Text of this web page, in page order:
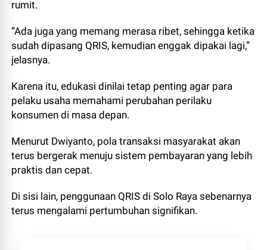
rumit.
“Ada juga yang memang merasa ribet, sehingga ketika
sudah dipasang QRIS, kemudian enggak dipakai lagi,”
jelasnya.
Karena itu, edukasi dinilai tetap penting agar para
pelaku usaha memahami perubahan perilaku
konsumen di masa depan.
Menurut Dwiyanto, pola transaksi masyarakat akan
terus bergerak menuju sistem pembayaran yang lebih
praktis dan cepat.
Di sisi lain, penggunaan QRIS di Solo Raya sebenarnya
terus mengalami pertumbuhan signifikan.